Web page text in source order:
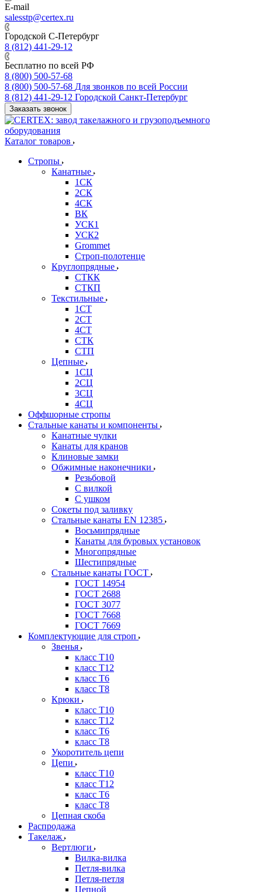
E-mail
salesstp@certex.ru
Городской С-Петербург
8 (812) 441-29-12
Бесплатно по всей РФ
8 (800) 500-57-68
8 (800) 500-57-68 Для звонков по всей России
8 (812) 441-29-12 Городской Санкт-Петербург
Заказать звонок
Каталог товаров
Стропы
Канатные
1СК
2СК
4СК
ВК
УСК1
УСК2
Grommet
Строп-полотенце
Круглопрядные
СТКК
СТКП
Текстильные
1СТ
2СТ
4СТ
СТК
СТП
Цепные
1СЦ
2СЦ
3СЦ
4СЦ
Оффшорные стропы
Стальные канаты и компоненты
Канатные чулки
Канаты для кранов
Клиновые замки
Обжимные наконечники
Резьбовой
С вилкой
С ушком
Сокеты под заливку
Стальные канаты EN 12385
Восьмипрядные
Канаты для буровых установок
Многопрядные
Шестипрядные
Стальные канаты ГОСТ
ГОСТ 14954
ГОСТ 2688
ГОСТ 3077
ГОСТ 7668
ГОСТ 7669
Комплектующие для строп
Звенья
класс Т10
класс Т12
класс Т6
класс Т8
Крюки
класс Т10
класс Т12
класс Т6
класс Т8
Укоротитель цепи
Цепи
класс Т10
класс Т12
класс Т6
класс Т8
Цепная скоба
Распродажа
Такелаж
Вертлюги
Вилка-вилка
Петля-вилка
Петля-петля
Цепной